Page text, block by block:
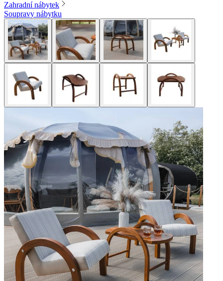
Zahradní nábytek
Soupravy nábytku